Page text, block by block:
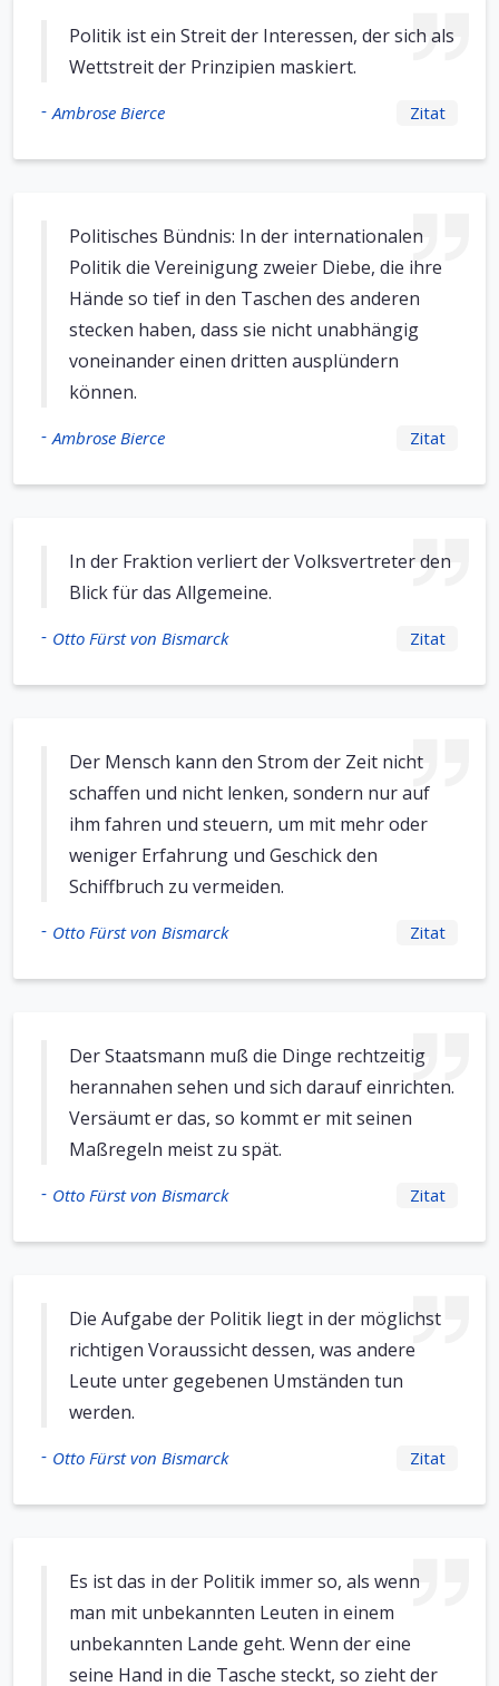
Politik ist ein Streit der Interessen, der sich als
Wettstreit der Prinzipien maskiert.
- Ambrose Bierce Zitat
Politisches Bündnis: In der internationalen
Politik die Vereinigung zweier Diebe, die ihre
Hände so tief in den Taschen des anderen
stecken haben, dass sie nicht unabhängig
voneinander einen dritten ausplündern
können.
- Ambrose Bierce Zitat
In der Fraktion verliert der Volksvertreter den
Blick für das Allgemeine.
- Otto Fürst von Bismarck Zitat
Der Mensch kann den Strom der Zeit nicht
schaffen und nicht lenken, sondern nur auf
ihm fahren und steuern, um mit mehr oder
weniger Erfahrung und Geschick den
Schiffbruch zu vermeiden.
- Otto Fürst von Bismarck Zitat
Der Staatsmann muß die Dinge rechtzeitig
herannahen sehen und sich darauf einrichten.
Versäumt er das, so kommt er mit seinen
Maßregeln meist zu spät.
- Otto Fürst von Bismarck Zitat
Die Aufgabe der Politik liegt in der möglichst
richtigen Voraussicht dessen, was andere
Leute unter gegebenen Umständen tun
werden.
- Otto Fürst von Bismarck Zitat
Es ist das in der Politik immer so, als wenn
man mit unbekannten Leuten in einem
unbekannten Lande geht. Wenn der eine
seine Hand in die Tasche steckt, so zieht der